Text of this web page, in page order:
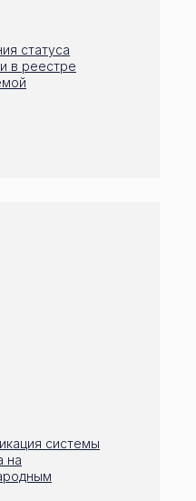
статуса
в реестре
системы
на